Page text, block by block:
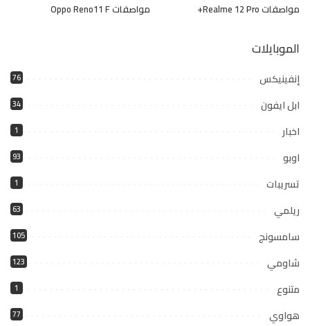
مواصفات Realme 12 Pro+ مواصفات Oppo Reno11 F
الموبايلات
إنفينيكس 76
ابل ايفون 34
اخبار 1
اوبو 93
تسريبات 1
ريلمي 63
سامسونج 105
شاومي 123
متنوع 1
هواوي 77